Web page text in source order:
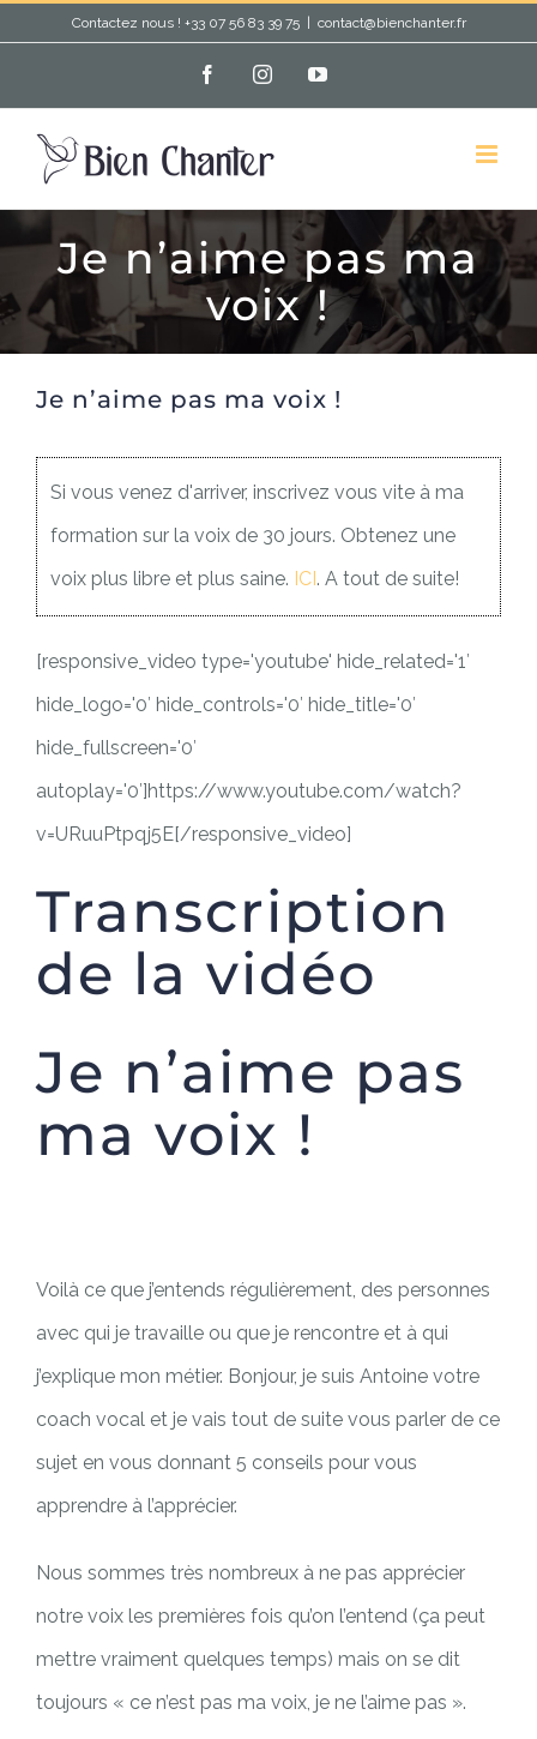
contenu
Contactez nous ! +33 07 56 83 39 75 contact@bienchanter.fr
FacebookInstagramYouTube
Je n’aime pas ma
voix !
Je n’aime pas ma voix !
Si vous venez d'arriver, inscrivez vous vite à ma
formation sur la voix de 30 jours. Obtenez une
voix plus libre et plus saine. ICI . A tout de suite!
[responsive_video type='youtube' hide_related='1′
hide_logo='0′ hide_controls='0′ hide_title='0′
hide_fullscreen='0′
autoplay='0′]https://www.youtube.com/watch?
v=URuuPtpqj5E[/responsive_video]
Transcription
de la vidéo
Je n’aime pas
ma voix !
Voilà ce que j’entends régulièrement, des personnes
avec qui je travaille ou que je rencontre et à qui
j’explique mon métier. Bonjour, je suis Antoine votre
coach vocal et je vais tout de suite vous parler de ce
sujet en vous donnant 5 conseils pour vous
apprendre à l’apprécier.
Nous sommes très nombreux à ne pas apprécier
notre voix les premières fois qu’on l’entend (ça peut
mettre vraiment quelques temps) mais on se dit
toujours « ce n’est pas ma voix, je ne l’aime pas ».